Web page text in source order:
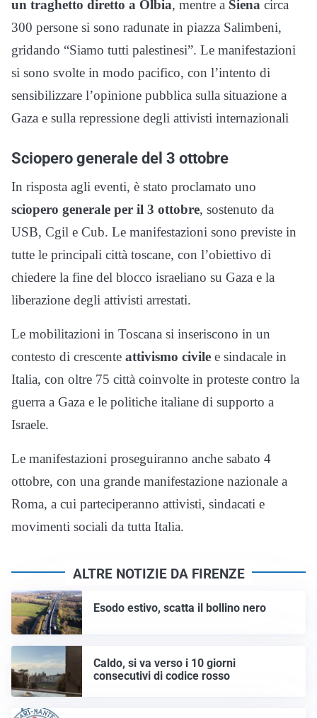
un traghetto diretto a Olbia, mentre a Siena circa
300 persone si sono radunate in piazza Salimbeni,
gridando “Siamo tutti palestinesi”. Le manifestazioni
si sono svolte in modo pacifico, con l’intento di
sensibilizzare l’opinione pubblica sulla situazione a
Gaza e sulla repressione degli attivisti internazionali
Sciopero generale del 3 ottobre
In risposta agli eventi, è stato proclamato uno
sciopero generale per il 3 ottobre, sostenuto da
USB, Cgil e Cub. Le manifestazioni sono previste in
tutte le principali città toscane, con l’obiettivo di
chiedere la fine del blocco israeliano su Gaza e la
liberazione degli attivisti arrestati.
Le mobilitazioni in Toscana si inseriscono in un
contesto di crescente attivismo civile e sindacale in
Italia, con oltre 75 città coinvolte in proteste contro la
guerra a Gaza e le politiche italiane di supporto a
Israele.
Le manifestazioni proseguiranno anche sabato 4
ottobre, con una grande manifestazione nazionale a
Roma, a cui parteciperanno attivisti, sindacati e
movimenti sociali da tutta Italia.
ALTRE NOTIZIE DA FIRENZE
Esodo estivo, scatta il bollino nero
Caldo, si va verso i 10 giorni
consecutivi di codice rosso